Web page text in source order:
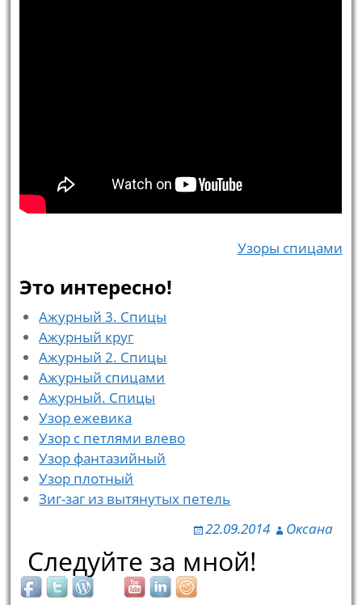
Узоры спицами
Это интересно!
Ажурный 3. Спицы
Ажурный круг
Ажурный 2. Спицы
Ажурный спицами
Ажурный. Спицы
Узор ежевика
Узор с петлями влево
Узор фантазийный
Узор плотный
Зиг-заг из вытянутых петель
22.09.2014
Оксана
Следуйте за мной!